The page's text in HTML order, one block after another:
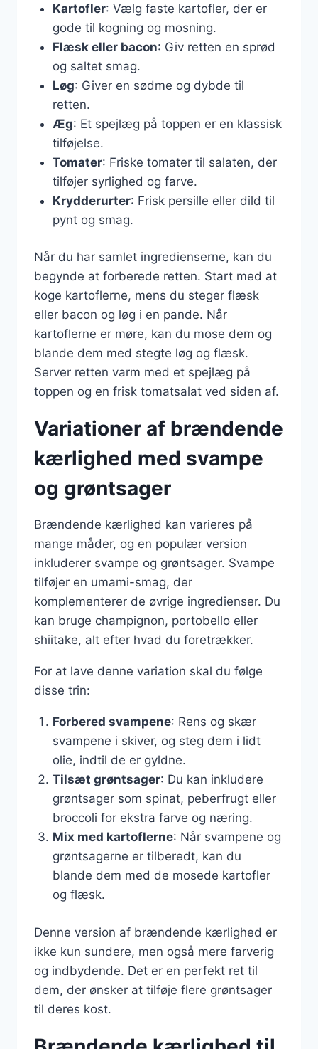
Kartofler: Vælg faste kartofler, der er
gode til kogning og mosning.
Flæsk eller bacon: Giv retten en sprød
og saltet smag.
Løg: Giver en sødme og dybde til
retten.
Æg: Et spejlæg på toppen er en klassisk
tilføjelse.
Tomater: Friske tomater til salaten, der
tilføjer syrlighed og farve.
Krydderurter: Frisk persille eller dild til
pynt og smag.
Når du har samlet ingredienserne, kan du
begynde at forberede retten. Start med at
koge kartoflerne, mens du steger flæsk
eller bacon og løg i en pande. Når
kartoflerne er møre, kan du mose dem og
blande dem med stegte løg og flæsk.
Server retten varm med et spejlæg på
toppen og en frisk tomatsalat ved siden af.
Variationer af brændende
kærlighed med svampe
og grøntsager
Brændende kærlighed kan varieres på
mange måder, og en populær version
inkluderer svampe og grøntsager. Svampe
tilføjer en umami-smag, der
komplementerer de øvrige ingredienser. Du
kan bruge champignon, portobello eller
shiitake, alt efter hvad du foretrækker.
For at lave denne variation skal du følge
disse trin:
Forbered svampene: Rens og skær
svampene i skiver, og steg dem i lidt
olie, indtil de er gyldne.
Tilsæt grøntsager: Du kan inkludere
grøntsager som spinat, peberfrugt eller
broccoli for ekstra farve og næring.
Mix med kartoflerne: Når svampene og
grøntsagerne er tilberedt, kan du
blande dem med de mosede kartofler
og flæsk.
Denne version af brændende kærlighed er
ikke kun sundere, men også mere farverig
og indbydende. Det er en perfekt ret til
dem, der ønsker at tilføje flere grøntsager
til deres kost.